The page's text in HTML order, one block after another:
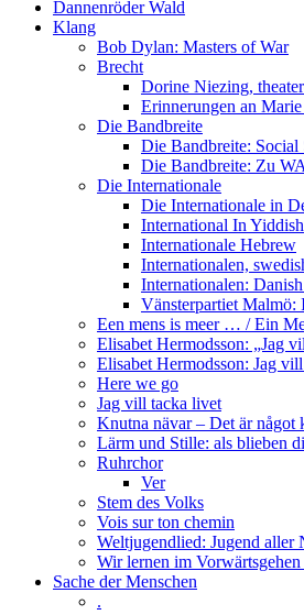
Dannenröder Wald
Klang
Bob Dylan: Masters of War
Brecht
Dorine Niezing,
Erinnerungen an
Die Bandbreite
Die Bandbreite:
Die Bandbreite: Zu
Die Internationale
Die Internationale in
International In Yiddish
Internationale Hebrew
Internationalen,
Internationalen:
Vänsterpartiet Malmö:
Een mens is meer … / Ein
Elisabet Hermodsson: „Jag
Elisabet Hermodsson: Jag
Here we go
Jag vill tacka livet
Knutna nävar – Det är något
Lärm und Stille: als blieben
Ruhrchor
Ver
Stem des Volks
Vois sur ton chemin
Weltjugendlied: Jugend aller
Wir lernen im
Sache der Menschen
.